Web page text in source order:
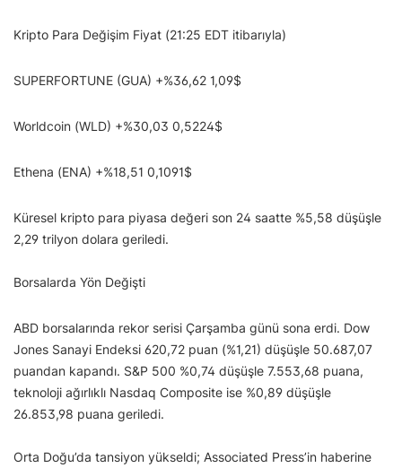
Kripto Para Değişim Fiyat (21:25 EDT itibarıyla)
SUPERFORTUNE (GUA) +%36,62 1,09$
Worldcoin (WLD) +%30,03 0,5224$
Ethena (ENA) +%18,51 0,1091$
Küresel kripto para piyasa değeri son 24 saatte %5,58 düşüşle
2,29 trilyon dolara geriledi.
Borsalarda Yön Değişti
ABD borsalarında rekor serisi Çarşamba günü sona erdi. Dow
Jones Sanayi Endeksi 620,72 puan (%1,21) düşüşle 50.687,07
puandan kapandı. S&P 500 %0,74 düşüşle 7.553,68 puana,
teknoloji ağırlıklı Nasdaq Composite ise %0,89 düşüşle
26.853,98 puana geriledi.
Orta Doğu’da tansiyon yükseldi; Associated Press’in haberine